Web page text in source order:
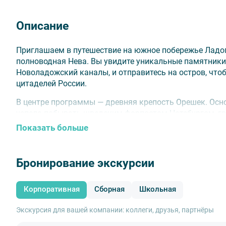
Описание
Приглашаем в путешествие на южное побережье
полноводная Нева. Вы увидите уникальные
Новоладожский каналы, и отправитесь на остров,
цитаделей России.
В центре программы — древняя крепость Орешек.
успела побывать шведским форпостом Нотебургом,
щитом Ленинграда. Вы пройдете вдоль массивных
✅Адаптируем маршрут
Личный менеджер составит программу и будет на
✅Индивидуальный гид— подберем специалиста с
Показать больше
Бронирование экскурсии
Корпоративная Сборная Школьная
Экскурсия для вашей компании: коллеги, друзья, партнёры